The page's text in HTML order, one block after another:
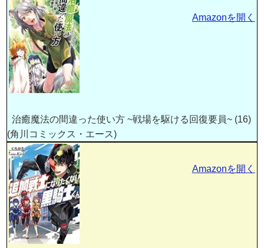
治癒魔法の間違った使い方 ~戦場を駆ける回復要員~ (16)
(角川コミックス・エース)
Amazonを開く
Amazonを開く